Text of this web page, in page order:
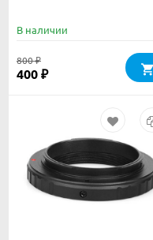
В наличии
800₽
400 ₽